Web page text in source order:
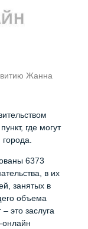
Жанна
где могут
6373
в их
занятых в
объема
это заслуга
онлайн